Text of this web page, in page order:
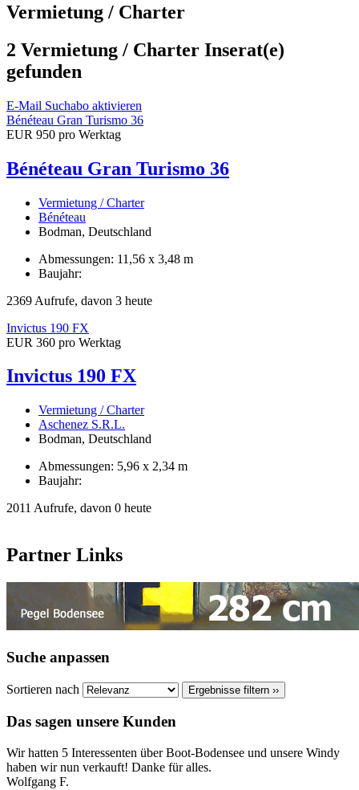
Vermietung / Charter
2 Vermietung / Charter Inserat(e)
gefunden
E-Mail Suchabo aktivieren
Bénéteau Gran Turismo 36
EUR 950 pro Werktag
Bénéteau Gran Turismo 36
Vermietung / Charter
Bénéteau
Bodman, Deutschland
Abmessungen: 11,56 x 3,48 m
Baujahr:
2369 Aufrufe, davon 3 heute
Invictus 190 FX
EUR 360 pro Werktag
Invictus 190 FX
Vermietung / Charter
Aschenez S.R.L.
Bodman, Deutschland
Abmessungen: 5,96 x 2,34 m
Baujahr:
2011 Aufrufe, davon 0 heute
Partner Links
Suche anpassen
Sortieren nach Ergebnisse filtern ››
Das sagen unsere Kunden
Wir hatten 5 Interessenten über Boot-Bodensee und unsere Windy
haben wir nun verkauft! Danke für alles.
Wolfgang F.